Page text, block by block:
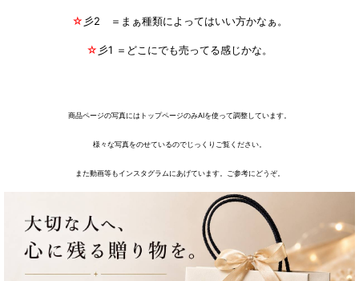
☆ 彡2 ＝まぁ種類によってはいい方かなぁ。
☆ 彡1 ＝どこにでも売ってる感じかな。
商品ページの写真にはトップページのみAIを使って調整しています。
様々な写真をのせているのでじっくりご覧ください。
また動画等もインスタグラムにあげています。ご参考にどうぞ。